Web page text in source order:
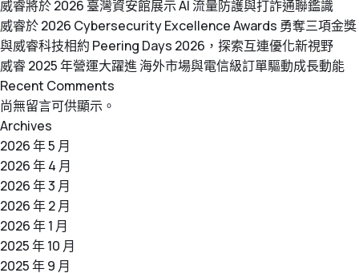
威睿將於 2026 臺灣資安館展示 AI 流量防護與打詐通聯鑑識
威睿於 2026 Cybersecurity Excellence Awards 勇奪三項金獎
與威睿科技相約 Peering Days 2026，探索互連優化新視野
威睿 2025 年營運大躍進 海外市場與電信級訂單驅動成長動能
Recent Comments
尚無留言可供顯示。
Archives
2026 年 5 月
2026 年 4 月
2026 年 3 月
2026 年 2 月
2026 年 1 月
2025 年 10 月
2025 年 9 月